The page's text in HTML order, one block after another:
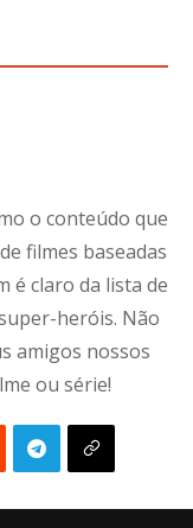
o conteúdo que
filmes baseadas
é claro da lista de
heróis. Não
amigos nossos
ou série!